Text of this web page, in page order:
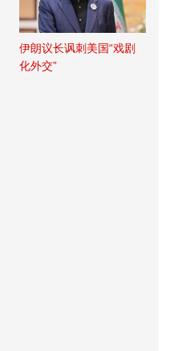
伊朗议长讽刺美国“戏剧
化外交”